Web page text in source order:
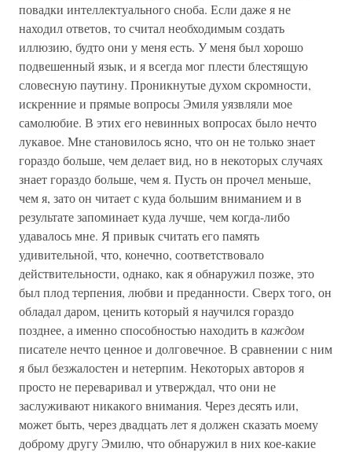
повадки интеллектуального сноба. Если даже я не
находил ответов, то считал необходимым создать
иллюзию, будто они у меня есть. У меня был хорошо
подвешенный язык, и я всегда мог плести блестящую
словесную паутину. Проникнутые духом скромности,
искренние и прямые вопросы Эмиля уязвляли мое
самолюбие. В этих его невинных вопросах было нечто
лукавое. Мне становилось ясно, что он не только знает
гораздо больше, чем делает вид, но в некоторых случаях
знает гораздо больше, чем я. Пусть он прочел меньше,
чем я, зато он читает с куда большим вниманием и в
результате запоминает куда лучше, чем когда-либо
удавалось мне. Я привык считать его память
удивительной, что, конечно, соответствовало
действительности, однако, как я обнаружил позже, это
был плод терпения, любви и преданности. Сверх того, он
обладал даром, ценить который я научился гораздо
позднее, а именно способностью находить в каждом
писателе нечто ценное и долговечное. В сравнении с ним
я был безжалостен и нетерпим. Некоторых авторов я
просто не переваривал и утверждал, что они не
заслуживают никакого внимания. Через десять или,
может быть, через двадцать лет я должен сказать моему
доброму другу Эмилю, что обнаружил в них кое-какие